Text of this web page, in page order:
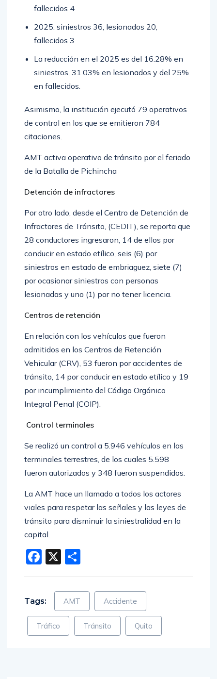
fallecidos 4
2025: siniestros 36, lesionados 20,
fallecidos 3
La reducción en el 2025 es del 16.28% en
siniestros, 31.03% en lesionados y del 25%
en fallecidos.
Asimismo, la institución ejecutó 79 operativos
de control en los que se emitieron 784
citaciones.
AMT activa operativo de tránsito por el feriado
de la Batalla de Pichincha
Detención de infractores
Por otro lado, desde el Centro de Detención de
Infractores de Tránsito, (CEDIT), se reporta que
28 conductores ingresaron, 14 de ellos por
conducir en estado etílico, seis (6) por
siniestros en estado de embriaguez, siete (7)
por ocasionar siniestros con personas
lesionadas y uno (1) por no tener licencia.
Centros de retención
En relación con los vehículos que fueron
admitidos en los Centros de Retención
Vehicular (CRV), 53 fueron por accidentes de
tránsito, 14 por conducir en estado etílico y 19
por incumplimiento del Código Orgánico
Integral Penal (COIP).
Control terminales
Se realizó un control a 5.946 vehículos en las
terminales terrestres, de los cuales 5.598
fueron autorizados y 348 fueron suspendidos.
La AMT hace un llamado a todos los actores
viales para respetar las señales y las leyes de
tránsito para disminuir la siniestralidad en la
capital.
Facebook
X
Tags: AMT Accidente
Tráfico Tránsito Quito